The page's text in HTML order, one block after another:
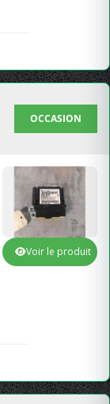
OCCASION
Voir le produit